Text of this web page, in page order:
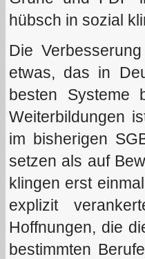
hübsch in sozial
Die
etwas, das in
besten Systeme
Weiterbildungen
im bisherigen
setzen als auf
klingen erst
explizit
Hoffnungen, die
bestimmten